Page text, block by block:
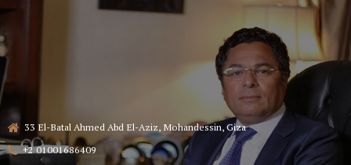
33 El-Batal Ahmed Abd El-Aziz, Mohandessin, Giza
+2 01001686409